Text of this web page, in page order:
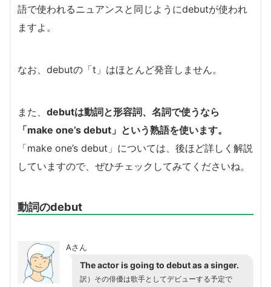
語で使われるニュアンスと同じようにdebutが使われ
ますよ。
なお、debutの「t」はほとんど発音しません。
また、 debutは動詞と形容詞、名詞で使うなら
「make one’s debut」という熟語を使います。
「make one’s debut」については、後ほど詳しく解説
していますので、ぜひチェックしてみてくださいね。
動詞のdebut
Aさん
The actor is going to debut as a singer.
訳）その俳優は歌手としてデビューする予定で